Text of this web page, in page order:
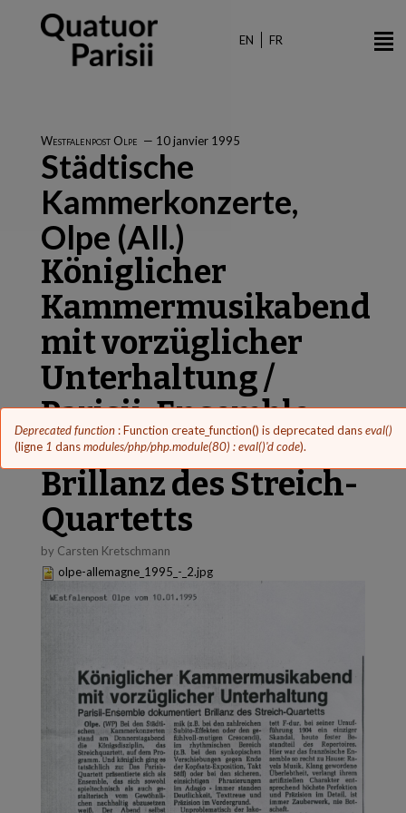
Message
d'erreur
Deprecated function : Function create_function() is deprecated danseval()
(ligne 1 dansmodules/php/php.module(80) : eval()'d code).
EN FR
Westfalenpost Olpe — 10 janvier 1995
Städtische
Kammerkonzerte,
Olpe (All.)
Königlicher
Kammermusikabend
mit vorzüglicher
Unterhaltung /
Parisii-Ensemble
dokumentiert
Brillanz des Streich-
Quartetts
by Carsten Kretschmann
olpe-allemagne_1995_-_2.jpg